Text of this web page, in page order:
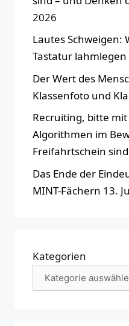
2026
Lautes Schweigen:
Tastatur lahmlegen
Der Wert des
Klassenfoto und
Recruiting, bitte
Algorithmen im
Freifahrtschein sind
Das Ende der
MINT-Fächern 13.
Kategorien